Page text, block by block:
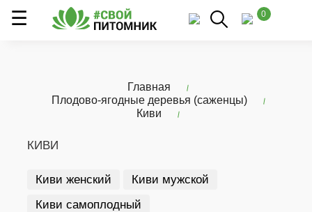
0
Главная
Плодово-ягодные деревья (саженцы)
Киви
КИВИ
Киви женский
Киви мужской
Киви самоплодный